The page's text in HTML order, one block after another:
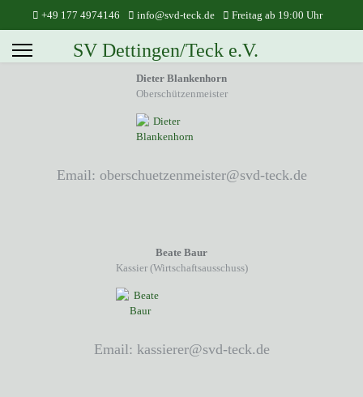
+49 177 4974146 info@svd-teck.de Freitag ab 19:00 Uhr
SV Dettingen/Teck e.V.
Dieter Blankenhorn
Oberschützenmeister
Email: oberschuetzenmeister@svd-teck.de
Beate Baur
Kassier (Wirtschaftsausschuss)
Email: kassierer@svd-teck.de